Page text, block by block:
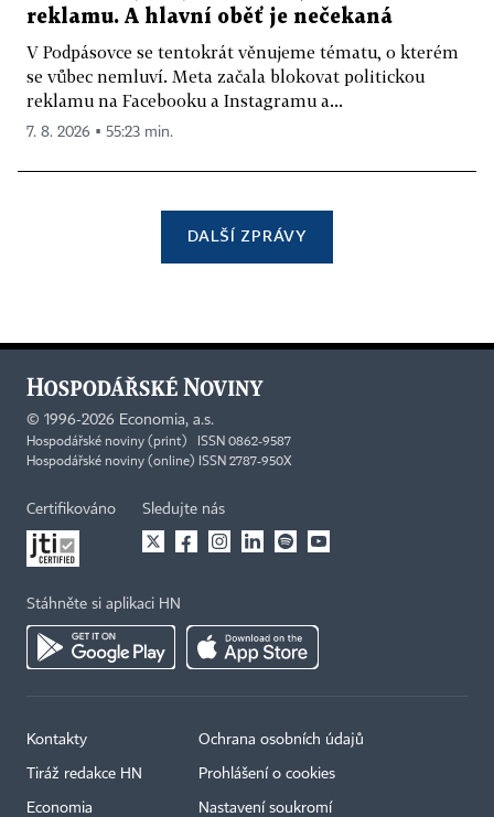
reklamu. A hlavní oběť je nečekaná
V Podpásovce se tentokrát věnujeme tématu, o kterém
se vůbec nemluví. Meta začala blokovat politickou
reklamu na Facebooku a Instagramu a...
7. 8. 2026 ▪ 55:23 min.
DALŠÍ ZPRÁVY
© 1996-2026 Economia, a.s.
Hospodářské noviny (print) ISSN 0862-9587
Hospodářské noviny (online) ISSN 2787-950X
Certifikováno Sledujte nás
Stáhněte si aplikaci HN
Kontakty
Tiráž redakce HN
Economia
Ochrana osobních údajů
Prohlášení o cookies
Nastavení soukromí